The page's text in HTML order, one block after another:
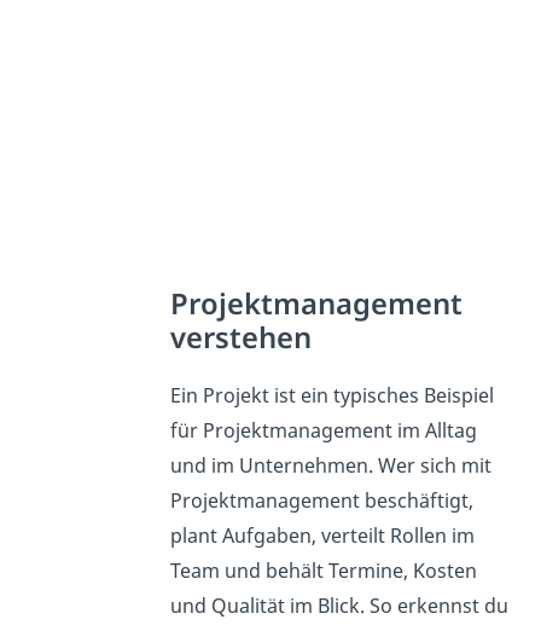
Projektmanagement
verstehen
Ein Projekt ist ein typisches Beispiel
für Projektmanagement im Alltag
und im Unternehmen. Wer sich mit
Projektmanagement beschäftigt,
plant Aufgaben, verteilt Rollen im
Team und behält Termine, Kosten
und Qualität im Blick. So erkennst du